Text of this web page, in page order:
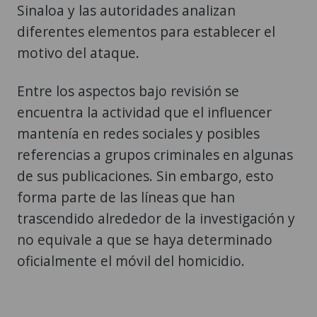
Sinaloa y las autoridades analizan
diferentes elementos para establecer el
motivo del ataque.
Entre los aspectos bajo revisión se
encuentra la actividad que el influencer
mantenía en redes sociales y posibles
referencias a grupos criminales en algunas
de sus publicaciones. Sin embargo, esto
forma parte de las líneas que han
trascendido alrededor de la investigación y
no equivale a que se haya determinado
oficialmente el móvil del homicidio.